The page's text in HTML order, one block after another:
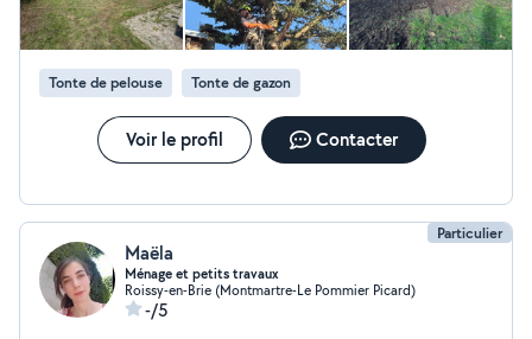
Tonte de pelouse Tonte de gazon
Voir le profil Contacter
Particulier
Maëla
Ménage et petits travaux
Roissy-en-Brie (Montmartre-Le Pommier Picard)
-/5